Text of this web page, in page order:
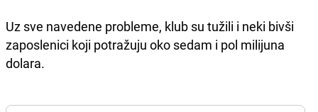
Uz sve navedene probleme, klub su tužili i neki bivši
zaposlenici koji potražuju oko sedam i pol milijuna
dolara.